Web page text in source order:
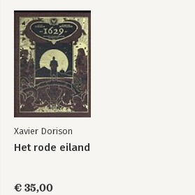
Xavier Dorison
Het rode eiland
€ 35,00